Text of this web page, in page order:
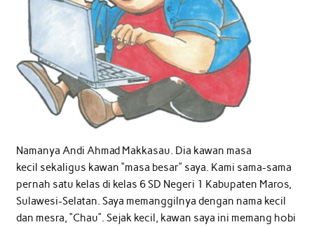
Namanya Andi Ahmad Makkasau. Dia kawan masa
kecil sekaligus kawan “masa besar” saya. Kami sama-sama
pernah satu kelas di kelas 6 SD Negeri 1 Kabupaten Maros,
Sulawesi-Selatan. Saya memanggilnya dengan nama kecil
dan mesra, “Chau”. Sejak kecil, kawan saya ini memang hobi